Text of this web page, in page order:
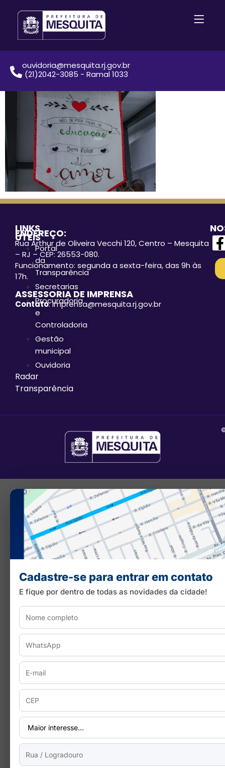
ouvidoria@mesquita.rj.gov.br
(21)2042-3085 - Ramal 1033
LINKS
ÚTEIS
Portal
da
Transparência
Secretarias
Procuradoria
e
Controladoria
Gestão
municipal
Ouvidoria
Radar
Transparência
ENDEREÇO:
Rua Arthur de Oliveira Vecchi 120, Centro – Mesquita
– RJ – CEP: 26553-080.
Funcionamento: segunda a sexta-feira, das 9h às
17h.
ASSESSORIA DE IMPRENSA
Contato: imprensa@mesquita.rj.gov.br
Cadastre-se para entrar em contato
E fique por dentro de todas as novidades da cidade!